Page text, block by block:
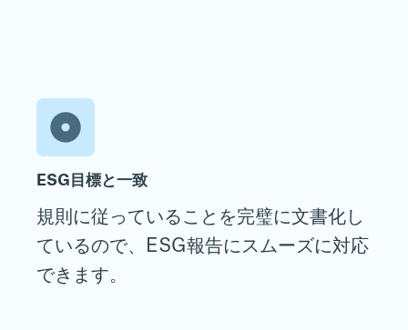
ESG目標と一致
規則に従っていることを完璧に文書化し
ているので、ESG報告にスムーズに対応
できます。